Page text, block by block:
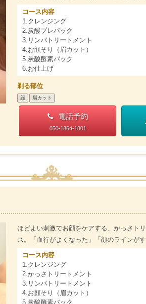
コース内容
1.クレンジング
2.炭酸プレパック
3.リンパトリートメント
4.お顔そり（眉カット）
5.炭酸酵素パック
6.お仕上げ
剃る部位
顔 眉カット
電話予約
050-1864-1801
ほどよい刺激でお顔をケアする、かっさト
ス。「血行がよくなった」「顔のラインが
コース内容
1.クレンジング
2.かっさトリートメント
3.リンパトリートメント
4.お顔そり（眉カット）
5.炭酸酵素パック